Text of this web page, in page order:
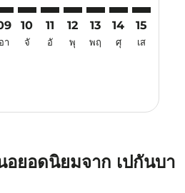
อา
10
จั
11
อั
12
พุ
13
พฤ
14
ศุ
15
เส
อยอดนิยมจาก เปกันบา